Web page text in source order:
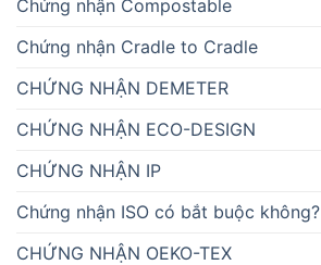
Chứng nhận Compostable
Chứng nhận Cradle to Cradle
CHỨNG NHẬN DEMETER
CHỨNG NHẬN ECO-DESIGN
CHỨNG NHẬN IP
Chứng nhận ISO có bắt buộc không?
CHỨNG NHẬN OEKO-TEX